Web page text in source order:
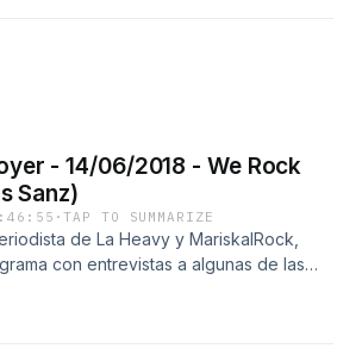
- 14/06/2018 - We Rock
Sanz)
·TAP TO SUMMARIZE
de La Heavy y MariskalRock,
con entrevistas a algunas de las
dentro y fuera de nuestras fronteras.
entrevista a Carlos Sanz y Txiki,